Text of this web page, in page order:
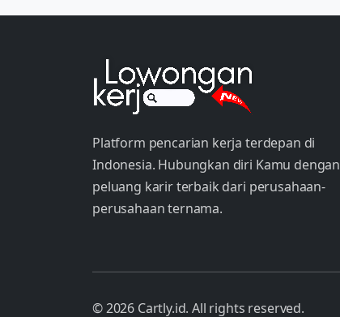
Platform pencarian kerja terdepan di
Indonesia. Hubungkan diri Kamu dengan
peluang karir terbaik dari perusahaan-
perusahaan ternama.
© 2026 Cartly.id. All rights reserved.